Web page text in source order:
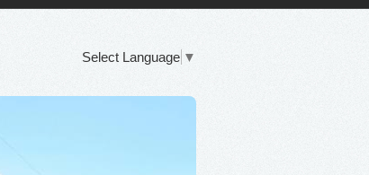
Select Language ▼